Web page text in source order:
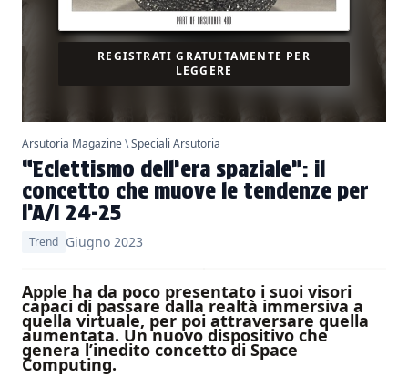
REGISTRATI GRATUITAMENTE PER
LEGGERE
Arsutoria Magazine\Speciali Arsutoria
“Eclettismo dell’era spaziale”: il
concetto che muove le tendenze per
l’A/I 24-25
Trend Giugno 2023
Apple ha da poco presentato i suoi visori
capaci di passare dalla realtà immersiva a
quella virtuale, per poi attraversare quella
aumentata. Un nuovo dispositivo che
genera l’inedito concetto di Space
Computing.